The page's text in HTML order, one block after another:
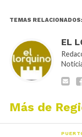
TEMAS RELACIONADOS:
EL
Más de